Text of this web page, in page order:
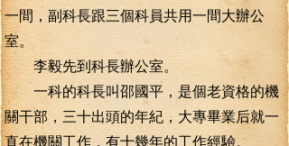
一間，副科長跟三個科員共用一間大辦公
室。
李毅先到科長辦公室。
一科的科長叫邵國平，是個老資格的機
關干部，三十出頭的年紀，大專畢業后就一
直在機關工作，有十幾年的工作經驗。